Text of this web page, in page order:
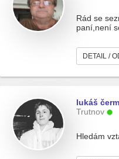
Rád se
paní,není
DETAIL /
lukáš
Trutnov
Hledám